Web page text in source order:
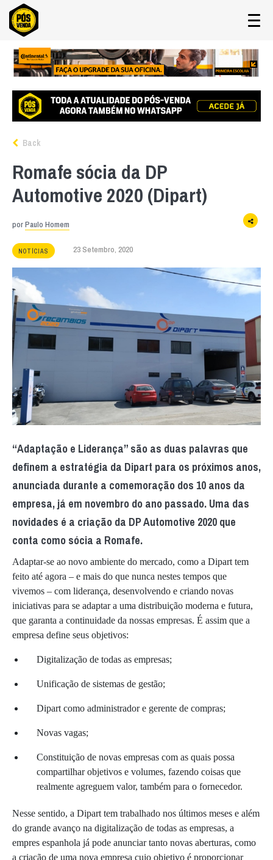
Back
Romafe sócia da DP
Automotive 2020 (Dipart)
porPaulo Homem
NOTÍCIAS 23 Setembro, 2020
“Adaptação e Liderança” são as duas palavras que
definem a estratégia da Dipart para os próximos anos,
anunciada durante a comemoração dos 10 anos da
empresa, já em novembro do ano passado. Uma das
novidades é a criação da DP Automotive 2020 que
conta como sócia a Romafe.
Adaptar-se ao novo ambiente do mercado, como a Dipart tem
feito até agora – e mais do que nunca nestes tempos que
vivemos – com liderança, desenvolvendo e criando novas
iniciativas para se adaptar a uma distribuição moderna e futura,
que garanta a continuidade da nossas empresas. É assim que a
empresa define seus objetivos:
Digitalização de todas as empresas;
Unificação de sistemas de gestão;
Dipart como administrador e gerente de compras;
Novas vagas;
Constituição de novas empresas com as quais possa
compartilhar objetivos e volumes, fazendo coisas que
realmente agreguem valor, também para o fornecedor.
Nesse sentido, a Dipart tem trabalhado nos últimos meses e além
do grande avanço na digitalização de todas as empresas, a
empres espanhola já pode anunciar tanto novas aberturas, como
a criação de uma nova empresa cujo objetivo é proporcionar